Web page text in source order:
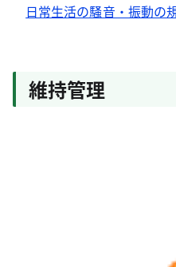
日常生活の騒音・振動の
維持管理